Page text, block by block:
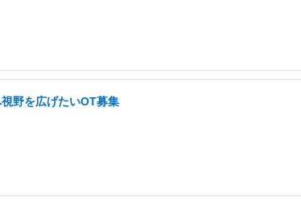
野を広げたいOT募集